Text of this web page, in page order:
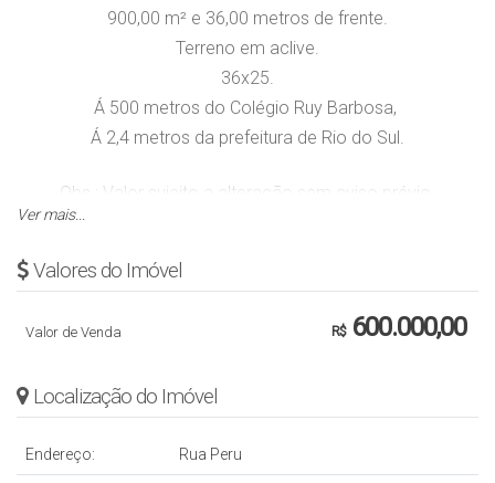
900,00 m² e 36,00 metros de frente.
Terreno em aclive.
36x25.
Á 500 metros do Colégio Ruy Barbosa,
Á 2,4 metros da prefeitura de Rio do Sul.
Obs.: Valor sujeito a alteração sem aviso prévio.
Ver mais...
Valores do Imóvel
R$600.000,00
Valor de Venda
Localização do Imóvel
Endereço: Rua Peru